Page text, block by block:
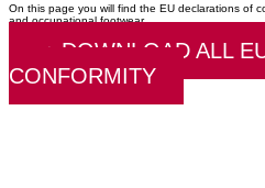
On this page you will find the EU declarations of
and occupational footwear.
⇒ DOWNLOAD ALL
CONFORMITY